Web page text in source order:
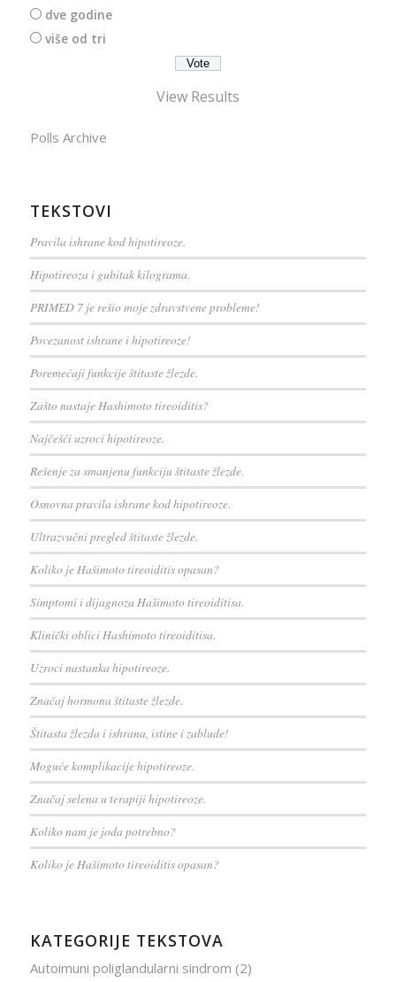
dve godine
više od tri
View Results
Polls Archive
TEKSTOVI
Pravila ishrane kod hipotireoze.
Hipotireoza i gubitak kilograma.
PRIMED 7 je rešio moje zdravstvene probleme!
Povezanost ishrane i hipotireoze!
Poremećaji funkcije štitaste žlezde.
Zašto nastaje Hashimoto tireoiditis?
Najčešći uzroci hipotireoze.
Rešenje za smanjenu funkciju štitaste žlezde.
Osnovna pravila ishrane kod hipotireoze.
Ultrazvučni pregled štitaste žlezde.
Koliko je Hašimoto tireoiditis opasan?
Simptomi i dijagnoza Hašimoto tireoiditisa.
Klinički oblici Hashimoto tireoiditisa.
Uzroci nastanka hipotireoze.
Značaj hormona štitaste žlezde.
Štitasta žlezda i ishrana, istine i zablude!
Moguće komplikacije hipotireoze.
Značaj selena u terapiji hipotireoze.
Koliko nam je joda potrebno?
Koliko je Hašimoto tireoiditis opasan?
KATEGORIJE TEKSTOVA
Autoimuni poliglandularni sindrom (2)